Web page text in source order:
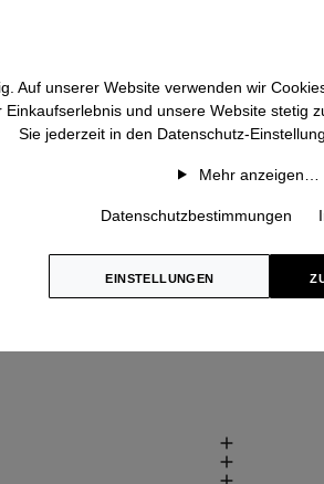
Auf unserer Website verwenden wir
und unsere Website stetig
Sie jederzeit in den Datenschutz-
Mehr anzeigen…
Datenschutzbestimmungen
EINSTELLUNGEN